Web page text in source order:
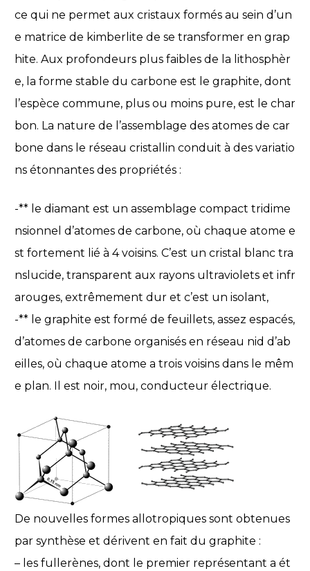
ce qui ne permet aux cristaux formés au sein d’un
e matrice de kimberlite de se transformer en grap
hite. Aux profondeurs plus faibles de la lithosphèr
e, la forme stable du carbone est le graphite, dont
l’espèce commune, plus ou moins pure, est le char
bon. La nature de l’assemblage des atomes de car
bone dans le réseau cristallin conduit à des variatio
ns étonnantes des propriétés :
-** le diamant est un assemblage compact tridime
nsionnel d’atomes de carbone, où chaque atome e
st fortement lié à 4 voisins. C’est un cristal blanc tra
nslucide, transparent aux rayons ultraviolets et infr
arouges, extrêmement dur et c’est un isolant,
-** le graphite est formé de feuillets, assez espacés,
d’atomes de carbone organisés en réseau nid d’ab
eilles, où chaque atome a trois voisins dans le mêm
e plan. Il est noir, mou, conducteur électrique.
De nouvelles formes allotropiques sont obtenues
par synthèse et dérivent en fait du graphite :
– les fullerènes, dont le premier représentant a ét